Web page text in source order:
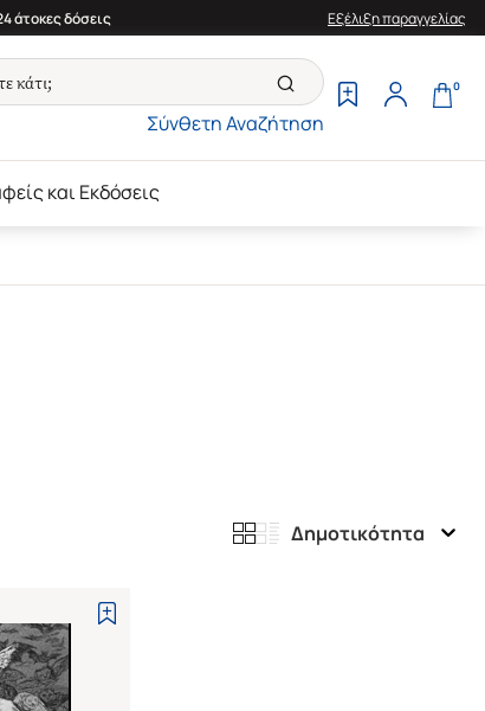
άτοκες δόσεις Εξέλιξη παραγγελίας
Σύνθετη Αναζήτηση
0
και Εκδόσεις
Δημοτικότητα